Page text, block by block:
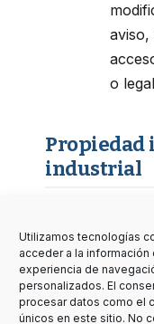
Utilizamos tecnologías
acceder a la
experiencia de
personalizados. El
procesar datos como el
únicos en este sitio. No
aviso,
o
Propiedad
industrial
es marca
editoriales del
esquemas,
por la